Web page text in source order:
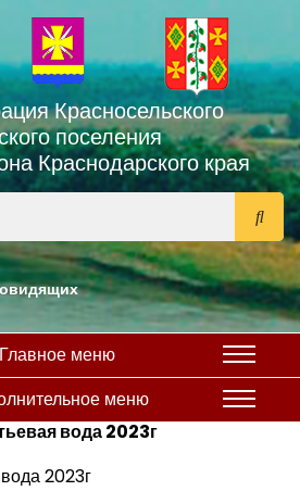
Красносельского
поселения
Краснодарского края
Главное меню
меню
вода 2023г
2023г